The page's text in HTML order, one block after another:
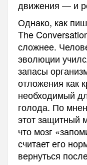
движения — и
Однако, как
The
сложнее.
эволюции
запасы
отложения как
необходимый
голода. По
этот защитный
что мозг
считает его
вернуться